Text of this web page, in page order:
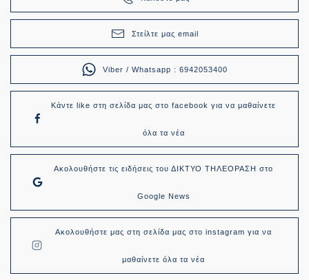
Στείλτε μας email
Viber / Whatsapp : 6942053400
Κάντε like στη σελίδα μας στο facebook για να μαθαίνετε
όλα τα νέα
Ακολουθήστε τις ειδήσεις του ΔΙΚΤΥΟ ΤΗΛΕΟΡΑΣΗ στο
Google News
Ακολουθήστε μας στη σελίδα μας στο instagram για να
μαθαίνετε όλα τα νέα